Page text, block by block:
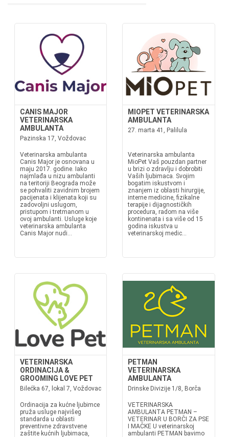
CANIS MAJOR
VETERINARSKA
AMBULANTA
Pazinska 17, Voždovac
Veterinarska ambulanta
Canis Major je osnovana u
maju 2017. godine. Iako
najmlađa u nizu ambulanti
na teritoriji Beograda može
se pohvaliti zavidnim brojem
pacijenata i klijenata koji su
zadovoljni uslugom,
pristupom i tretmanom u
ovoj ambulanti. Usluge koje
veterinarska ambulanta
Canis Major nudi...
MIOPET VETERINARSKA
AMBULANTA
27. marta 41, Palilula
Veterinarska ambulanta
MioPet Vaš pouzdan partner
u brizi o zdravlju i dobrobiti
Vaših ljubimaca. Svojim
bogatim iskustvom i
znanjem iz oblasti hirurgije,
interne medicine, fizikalne
terapije i dijagnostičkih
procedura, radom na više
kontinenata i sa više od 15
godina iskustva u
veterinarskoj medic...
VETERINARSKA
ORDINACIJA &
GROOMING LOVE PET
Bilećka 67, lokal 7, Voždovac
Ordinacija za kućne ljubimce
pruža usluge najvišeg
standarda u oblasti
preventivne zdravstvene
zaštite kućnih ljubimaca,
PETMAN
VETERINARSKA
AMBULANTA
Drinske Divizije 1/8, Borča
VETERINARSKA
AMBULANTA PETMAN –
VETERINAR U BORČI ZA PSE
I MAČKE U veterinarskoj
ambulanti PETMAN bavimo